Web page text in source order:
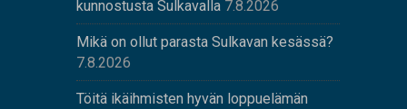
kunnostusta Sulkavalla 7.8.2026
Mikä on ollut parasta Sulkavan kesässä?
7.8.2026
Töitä ikäihmisten hyvän loppuelämän